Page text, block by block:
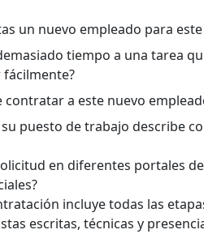
un nuevo empleado para
tiempo a una tarea
a este nuevo
puesto de trabajo describe
en diferentes portales de
incluye todas las
escritas, técnicas y